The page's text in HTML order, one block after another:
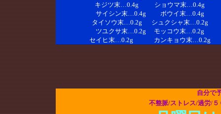
キジツ末…0.4g ショウマ末…0.4g
サイシン末…0.4g ボウイ末…0.4g
タイソウ末…0.2g シュクシャ末…0.2g
ツユクサ末…0.2g モッコウ末…0.2g
セイヒ末…0.2g カンキョウ末…0.2g
自分で
不整脈/ストレス/過労/